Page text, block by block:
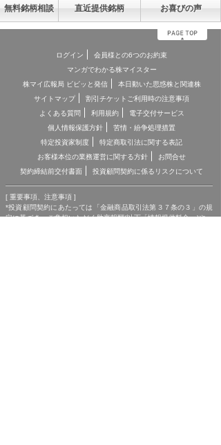
無料銘柄相談 直近提供銘柄 お喜びの声
ログイン
会員様との6つのお約束
マンガでわかる株マイスター
株マイ広報局 ビビッと発信
本日動いた思惑株と関連株
サイトマップ
割引チケットご利用時の注意事項
よくある質問
利用規約
電子交付サービス
個人情報保護方針
苦情・紛争処理措置
特定投資家制度
特定商取引法に関する表記
お客様本位の業務運営に関する方針
お問合せ
契約締結前交付書面
投資顧問契約に係るリスクについて
[ 重要事項、注意事項 ]
*投資顧問契約にあたっては「金融商品取引法第３７条の３」の規
定に基づき、ご負担いただく助言報酬(以下「情報提供料金」)や、